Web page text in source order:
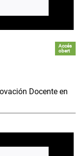
Accés
obert
Docente en